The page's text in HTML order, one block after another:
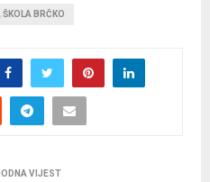
BRČKO
VIJEST